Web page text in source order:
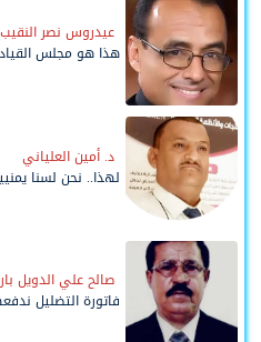
عيدروس نصر النقيب
هذا هو مجلس
د. أمين العلياني
لهذا.. نحن لسنا
صالح علي الدويل
فاتورة التضليل